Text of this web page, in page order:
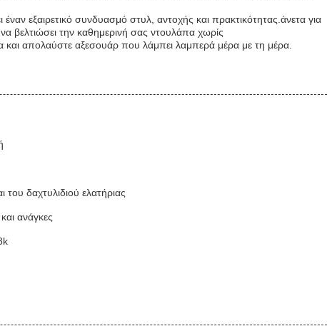
εξαιρετικό συνδυασμό στυλ, αντοχής και πρακτικότητας.άνετα για
βελτιώσει την καθημερινή σας ντουλάπα χωρίς
και απολαύστε αξεσουάρ που λάμπει λαμπερά μέρα με τη μέρα.
δαχτυλιδιού ελατήριας
ανάγκες